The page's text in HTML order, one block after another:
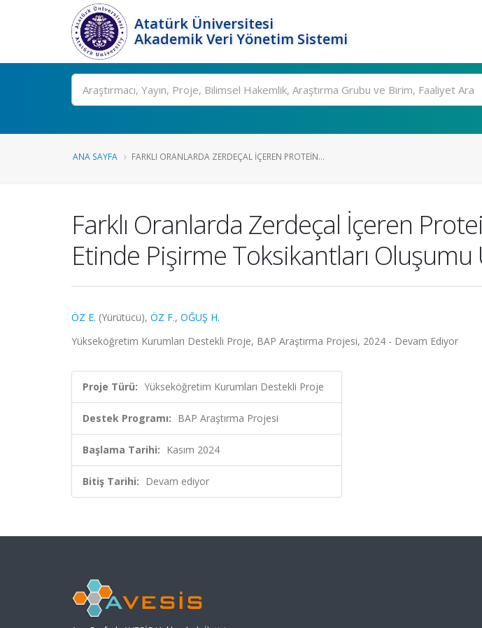
Atatürk Üniversitesi
Akademik Veri Yönetim Sistemi
Ara
ANA SAYFA FARKLI ORANLARDA ZERDEÇAL İÇEREN PROTEIN...
Farklı Oranlarda Zerdeçal İçeren
Etinde Pişirme Toksikantları Oluşumu
ÖZ E. (Yürütücü), ÖZ F., OĞUŞ H.
Yükseköğretim Kurumları Destekli Proje, BAP Araştırma Projesi, 2024 - Devam Ediyor
Proje Türü: Yükseköğretim Kurumları Destekli Proje
Destek Programı: BAP Araştırma Projesi
Başlama Tarihi: Kasım 2024
Bitiş Tarihi: Devam ediyor